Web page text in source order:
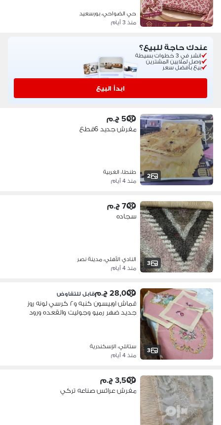
حي الضواحي، بورسعيد
منذ 3 أيام
عندك حاجة للبيع؟
انشر في 3 خطوات بسيطة
وصل لملايين المشترين
بيع بأفضل سعر
ابدأ البيع
2
500 ج.م
مفرش جديد 6قطع
طنطا، الغربية
منذ 4 أيام
3
700 ج.م
سجاده
النادي الأهلي، مدينة نصر
منذ 4 أيام
3
28,000 ج.م قابل للتفاوض
قماش اوبيسون كنبه و٢ كرسي لونه روز
جديد ضهر رميو وجوليت والقعده ورود
ستانلي، الإسكندرية
منذ 4 أيام
3,500 ج.م
مفرش عرائس صناعه تركي